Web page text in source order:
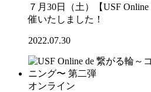
７月30日（土）【USF
催いたしました！
2022.07.30
オンライン